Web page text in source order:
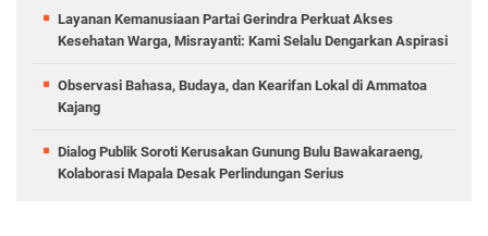
Layanan Kemanusiaan Partai Gerindra Perkuat Akses
Kesehatan Warga, Misrayanti: Kami Selalu Dengarkan Aspirasi
Observasi Bahasa, Budaya, dan Kearifan Lokal di Ammatoa
Kajang
Dialog Publik Soroti Kerusakan Gunung Bulu Bawakaraeng,
Kolaborasi Mapala Desak Perlindungan Serius